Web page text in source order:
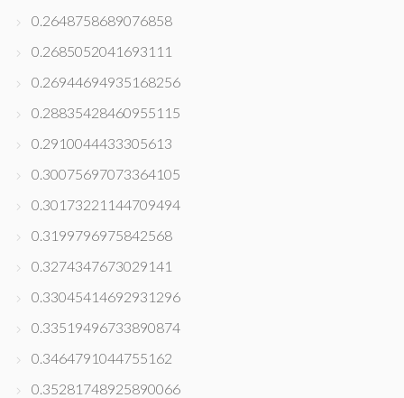
0.2648758689076858
0.2685052041693111
0.26944694935168256
0.28835428460955115
0.2910044433305613
0.30075697073364105
0.30173221144709494
0.3199796975842568
0.3274347673029141
0.33045414692931296
0.33519496733890874
0.3464791044755162
0.35281748925890066